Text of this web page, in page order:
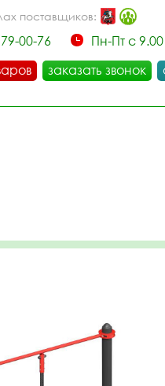
поставщиков:
00-76
Пн-Пт с
заказать звонок